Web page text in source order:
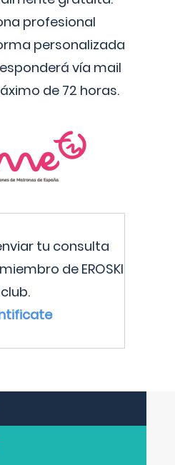
profesional
personalizada
vía mail
de 72 horas.
tu consulta
de EROSKI
club.